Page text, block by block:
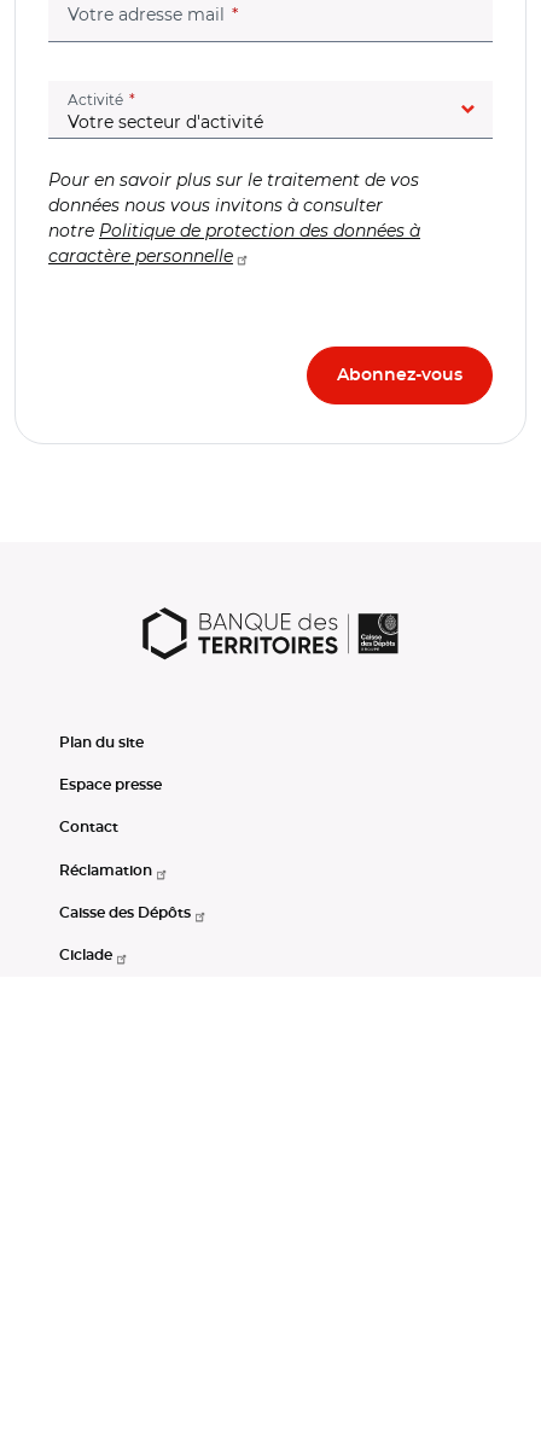
Votre adresse mail (champ obligatoire)
Activité (champ obligatoire)
Pour en savoir plus sur le traitement de vos
données nous vous invitons à consulter
notre Politique de protection des données à
caractère personnelle
Plan du site
Espace presse
Contact
Réclamation
Caisse des Dépôts
Ciclade